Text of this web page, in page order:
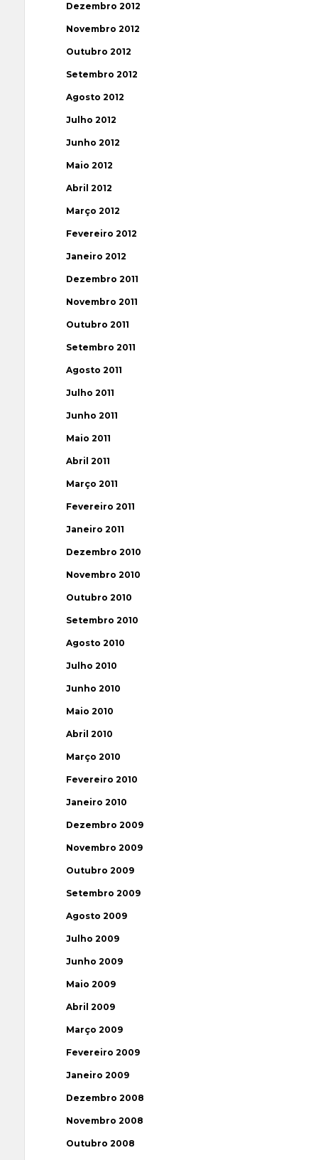
Dezembro 2012
Novembro 2012
Outubro 2012
Setembro 2012
Agosto 2012
Julho 2012
Junho 2012
Maio 2012
Abril 2012
Março 2012
Fevereiro 2012
Janeiro 2012
Dezembro 2011
Novembro 2011
Outubro 2011
Setembro 2011
Agosto 2011
Julho 2011
Junho 2011
Maio 2011
Abril 2011
Março 2011
Fevereiro 2011
Janeiro 2011
Dezembro 2010
Novembro 2010
Outubro 2010
Setembro 2010
Agosto 2010
Julho 2010
Junho 2010
Maio 2010
Abril 2010
Março 2010
Fevereiro 2010
Janeiro 2010
Dezembro 2009
Novembro 2009
Outubro 2009
Setembro 2009
Agosto 2009
Julho 2009
Junho 2009
Maio 2009
Abril 2009
Março 2009
Fevereiro 2009
Janeiro 2009
Dezembro 2008
Novembro 2008
Outubro 2008